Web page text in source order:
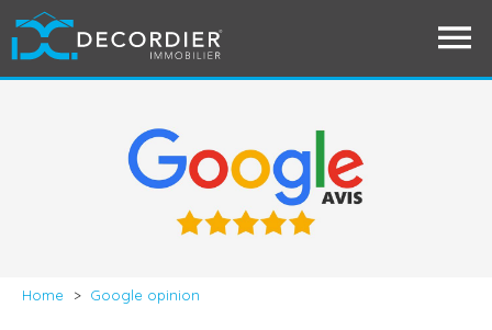
Home > Google opinion